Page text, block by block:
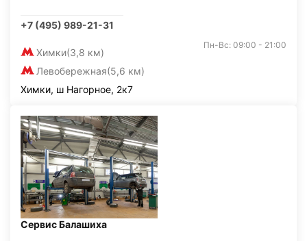
+7 (495) 989-21-31
Химки(3,8 км)
Левобережная(5,6 км)
Пн-Вс: 09:00 - 21:00
Химки, ш Нагорное, 2к7
Сервис Балашиха